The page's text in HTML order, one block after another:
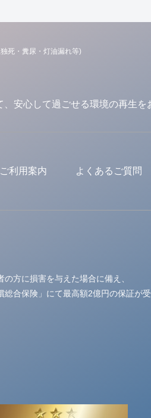
死・糞尿・灯油漏れ等)
安心して過ごせる環境の再生を
ご利用案内 よくあるご質問
方に損害を与えた場合に備え、
総合保険」にて最高額2億円の保証が